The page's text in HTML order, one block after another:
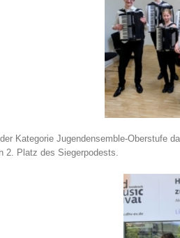
Kategorie Jugendensemble-Oberstufe
2. Platz des Siegerpodests.